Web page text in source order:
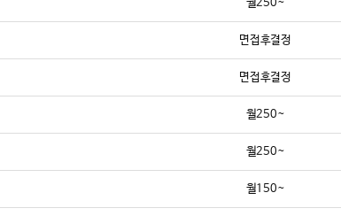
로 발을 내디뎠다. 첫 무대는 북미. 캐나다 온타리오 주
캐나다 대표 도시 토론토에서 3개관을 운영하며 1,300
나믹 태권도장은 이미 지역 내 대표적인 성공 도장이었
월250~
면접후결정
면접후결정
월250~
월250~
월150~